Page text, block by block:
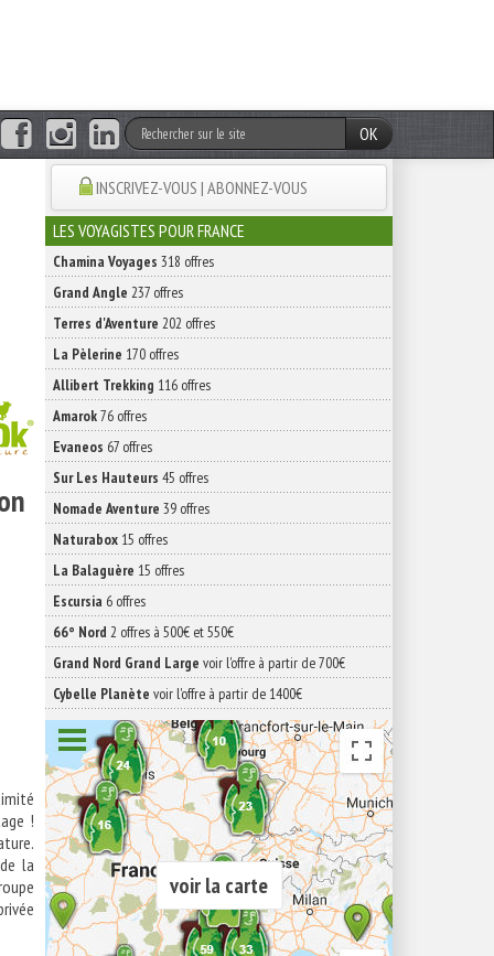
OK
!
la
INSCRIVEZ-VOUS | ABONNEZ-VOUS
LES VOYAGISTES POUR FRANCE
Chamina Voyages 318 offres
Grand Angle 237 offres
Terres d'Aventure 202 offres
La Pèlerine 170 offres
Allibert Trekking 116 offres
Amarok76 offres
Evaneos 67 offres
Sur Les Hauteurs 45 offres
Nomade Aventure 39 offres
Naturabox 15 offres
La Balaguère 15 offres
Escursia 6 offres
66° Nord 2 offres à 500€ et 550€
Grand Nord Grand Large voir l'offre à partir de 700€
Cybelle Planète voir l'offre à partir de 1400€
voir la carte